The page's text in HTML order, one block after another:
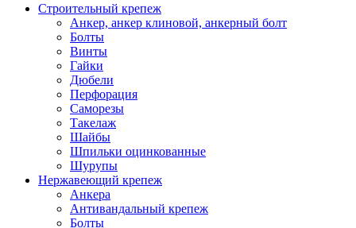
Строительный крепеж
Анкер, анкер клиновой, анкерный болт
Болты
Винты
Гайки
Дюбели
Перфорация
Саморезы
Такелаж
Шайбы
Шпильки оцинкованные
Шурупы
Нержавеющий крепеж
Анкера
Антивандальный крепеж
Болты